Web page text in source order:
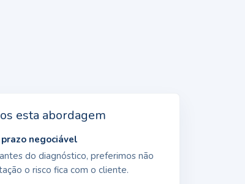
esta abordagem
negociável
do diagnóstico, preferimos não
o risco fica com o cliente.